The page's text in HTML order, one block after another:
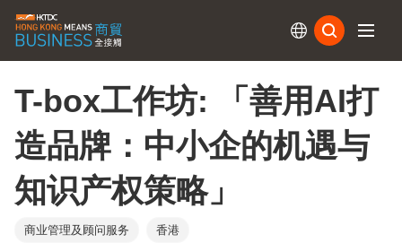
T-box工作坊: 「善用AI打
造品牌：中小企的机遇与
知识产权策略」
商业管理及顾问服务 香港